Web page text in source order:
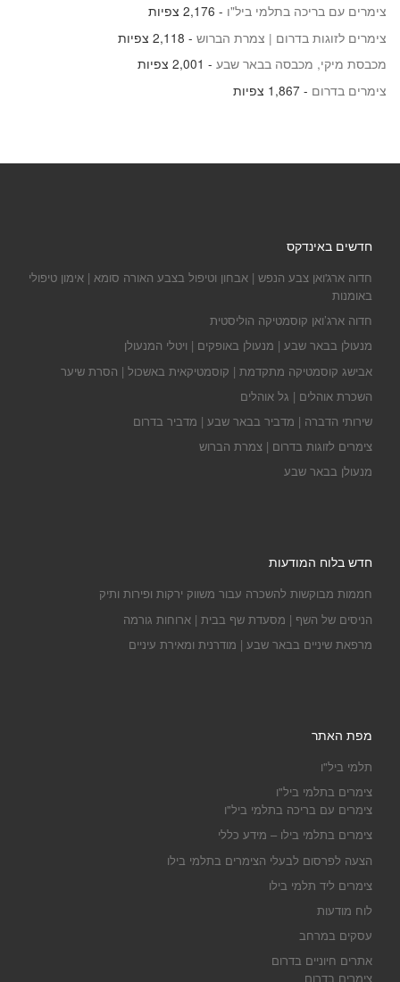
צימרים עם בריכה בתלמי ביל"ו - 2,176 צפיות
צימרים לזוגות בדרום | צמרת הברוש - 2,118 צפיות
מכבסת מיקי, מכבסה בבאר שבע - 2,001 צפיות
צימרים בדרום - 1,867 צפיות
חדשים באינדקס
חדוה ארג'ואן צבע הנפש | אבחון וטיפול בצבע האורה סומא | אימון טיפולי
באומנות
חדוה ארג’ואן קוסמטיקה הוליסטית
מנעולן בבאר שבע | מנעולן באופקים | ויטלי המנעולן
אבישג קוסמטיקה מתקדמת | קוסמטיקאית באשכול | הסרת שיער
השכרת אוהלים | גל אוהלים
שירותי הדברה | מדביר בבאר שבע | מדביר בדרום
צימרים לזוגות בדרום | צמרת הברוש
מנעולן בבאר שבע
חדש בלוח המודעות
חממות מבוקשות להשכרה עבור משווק ירקות ופירות ותיק
הניסים של השף | מסעדת שף בבית | ארוחות גורמה
מרפאת שיניים בבאר שבע | מודרנית ומאירת עיניים
מפת האתר
תלמי ביל"ו
צימרים בתלמי ביל"ו
צימרים עם בריכה בתלמי ביל"ו
צימרים בתלמי בילו – מידע כללי
הצעה לפרסום לבעלי הצימרים בתלמי בילו
צימרים ליד תלמי בילו
לוח מודעות
עסקים במרחב
אתרים חיוניים בדרום
צימרים בדרום